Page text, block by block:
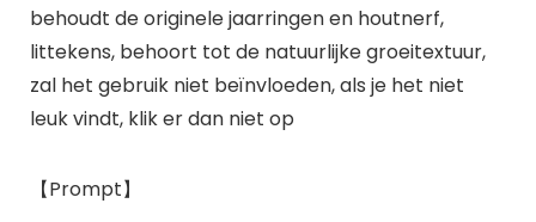
behoudt de originele jaarringen en houtnerf,
littekens, behoort tot de natuurlijke groeitextuur,
zal het gebruik niet beïnvloeden, als je het niet
leuk vindt, klik er dan niet op
【Prompt】